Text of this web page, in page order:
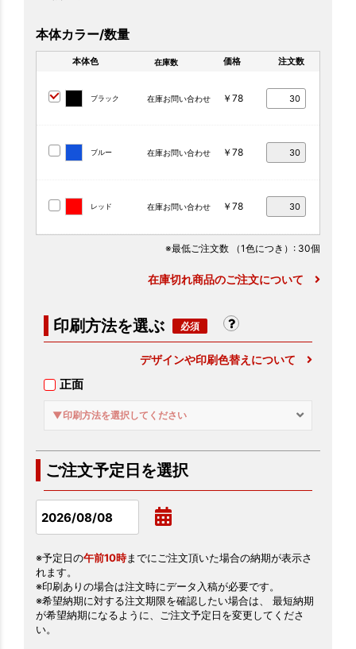
本体カラー/数量
本体色 在庫数 価格 注文数
ブラック 在庫お問い合わせ ￥78
ブルー 在庫お問い合わせ ￥78
レッド 在庫お問い合わせ ￥78
※最低ご注文数 （1色につき） : 30個
在庫切れ商品のご注文について
印刷方法を選ぶ
デザインや印刷色替えについて
正面
▼印刷方法を選択してください
ご注文予定日を選択
※予定日の午前10時までにご注文頂いた場合の納期が表示さ
れます。
※印刷ありの場合は注文時にデータ入稿が必要です。
※希望納期に対する注文期限を確認したい場合は、 最短納期
が希望納期になるように、ご注文予定日を変更してくださ
い。